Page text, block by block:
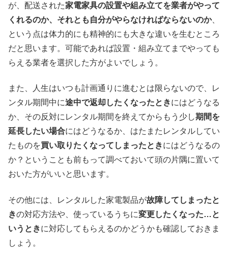
が、配送された家電家具の設置や組み立てを業者がやって
くれるのか、それとも自分がやらなければならないのか、
という点は体力的にも精神的にも大きな違いを生むところ
だと思います。可能であれば設置・組み立てまでやっても
らえる業者を選択した方がよいでしょう。
また、人生はいつも計画通りに進むとは限らないので、レ
ンタル期間中に途中で返却したくなったときにはどうなる
か、その反対にレンタル期間を終えてからもう少し期間を
延長したい場合にはどうなるか、はたまたレンタルしてい
たものを買い取りたくなってしまったときにはどうなるの
か？ということも前もって調べておいて頭の片隅に置いて
おいた方がいいと思います。
その他には、レンタルした家電製品が故障してしまったと
きの対応方法や、使っているうちに変更したくなった…と
いうときに対応してもらえるのかどうかも確認しておきま
しょう。